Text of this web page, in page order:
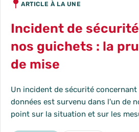
ARTICLE À LA UNE
Incident de sécurité
nos guichets : la
de mise
Un incident de sécurité concernant
données est survenu dans l'un de
point sur la situation et sur les